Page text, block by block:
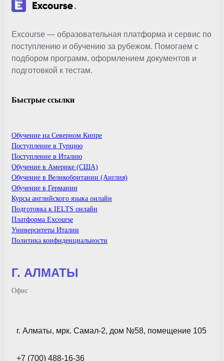
Excourse — образовательная платформа и сервис по
поступлению и обучению за рубежом. Помогаем с
подбором программ, оформлением документов и
подготовкой к тестам.
Быстрые ссылки
Обучение на Северном Кипре
Поступление в Турцию
Поступление в Италию
Обучение в Америке (США)
Обучение в Великобритании (Англия)
Обучение в Германии
Курсы английского языка онлайн
Подготовка к IELTS онлайн
Платформа Excourse
Университеты Италии
Политика конфиденциальности
Г. АЛМАТЫ
Офис
г. Алматы, мрк. Самал-2, дом №58, помещение 105
+7 (700) 488-16-36